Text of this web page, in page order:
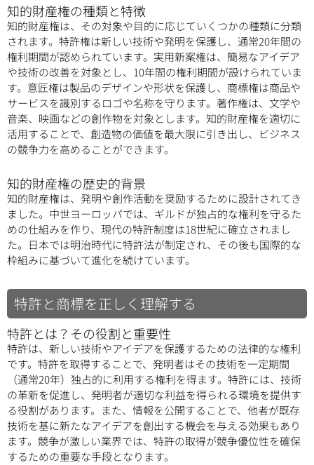
知的財産権の種類と特徴
知的財産権は、その対象や目的に応じていくつかの種類に分類
されます。特許権は新しい技術や発明を保護し、通常20年間の
権利期間が認められています。実用新案権は、簡易なアイデア
や技術の改善を対象とし、10年間の権利期間が設けられていま
す。意匠権は製品のデザインや形状を保護し、商標権は商品や
サービスを識別するロゴや名称を守ります。著作権は、文学や
音楽、映画などの創作物を対象とします。知的財産権を適切に
活用することで、創造物の価値を最大限に引き出し、ビジネス
の競争力を高めることができます。
知的財産権の歴史的背景
知的財産権は、発明や創作活動を奨励するために設計されてき
ました。中世ヨーロッパでは、ギルドが独占的な権利を守るた
めの仕組みを作り、現代の特許制度は18世紀に確立されまし
た。日本では明治時代に特許法が制定され、その後も国際的な
枠組みに基づいて進化を続けています。
特許と商標を正しく理解する
特許とは？その役割と重要性
特許は、新しい技術やアイデアを保護するための法律的な権利
です。特許を取得することで、発明者はその技術を一定期間
（通常20年）独占的に利用する権利を得ます。特許には、技術
の革新を促進し、発明者が適切な利益を得られる環境を提供す
る役割があります。また、情報を公開することで、他者が既存
技術を基に新たなアイデアを創出する機会を与える効果もあり
ます。競争が激しい業界では、特許の取得が競争優位性を確保
するための重要な手段となります。